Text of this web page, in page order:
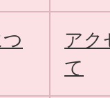
アク
て